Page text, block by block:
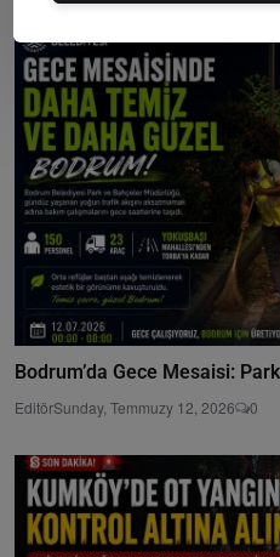
Bodrum’da Gece Mesaisi:
EditörSunday, Temmuzy 12, 2026 0